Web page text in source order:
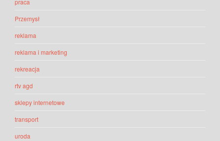
Przemysł
reklama
reklama i marketing
rekreacja
rtv agd
sklepy internetowe
transport
uroda